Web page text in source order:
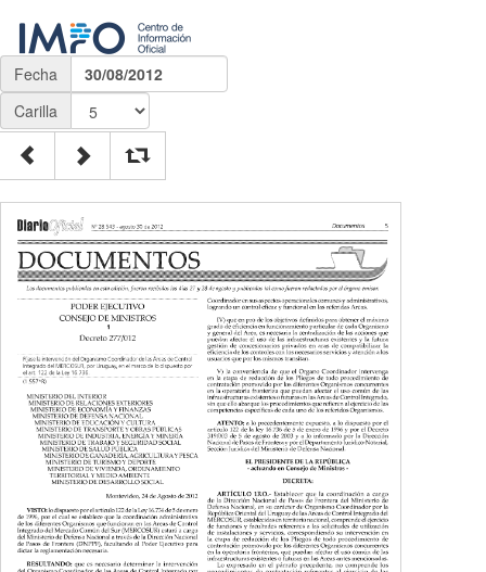
Fecha
30/08/2012
Carilla